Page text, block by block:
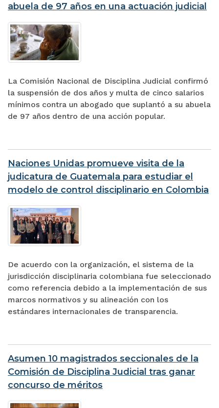
abuela de 97 años en una actuación judicial
La Comisión Nacional de Disciplina Judicial confirmó
la suspensión de dos años y multa de cinco salarios
mínimos contra un abogado que suplantó a su abuela
de 97 años dentro de una acción popular.
Naciones Unidas promueve visita de la
judicatura de Guatemala para estudiar el
modelo de control disciplinario en Colombia
De acuerdo con la organización, el sistema de la
jurisdicción disciplinaria colombiana fue seleccionado
como referencia debido a la implementación de sus
marcos normativos y su alineación con los
estándares internacionales de transparencia.
Asumen 10 magistrados seccionales de la
Comisión de Disciplina Judicial tras ganar
concurso de méritos